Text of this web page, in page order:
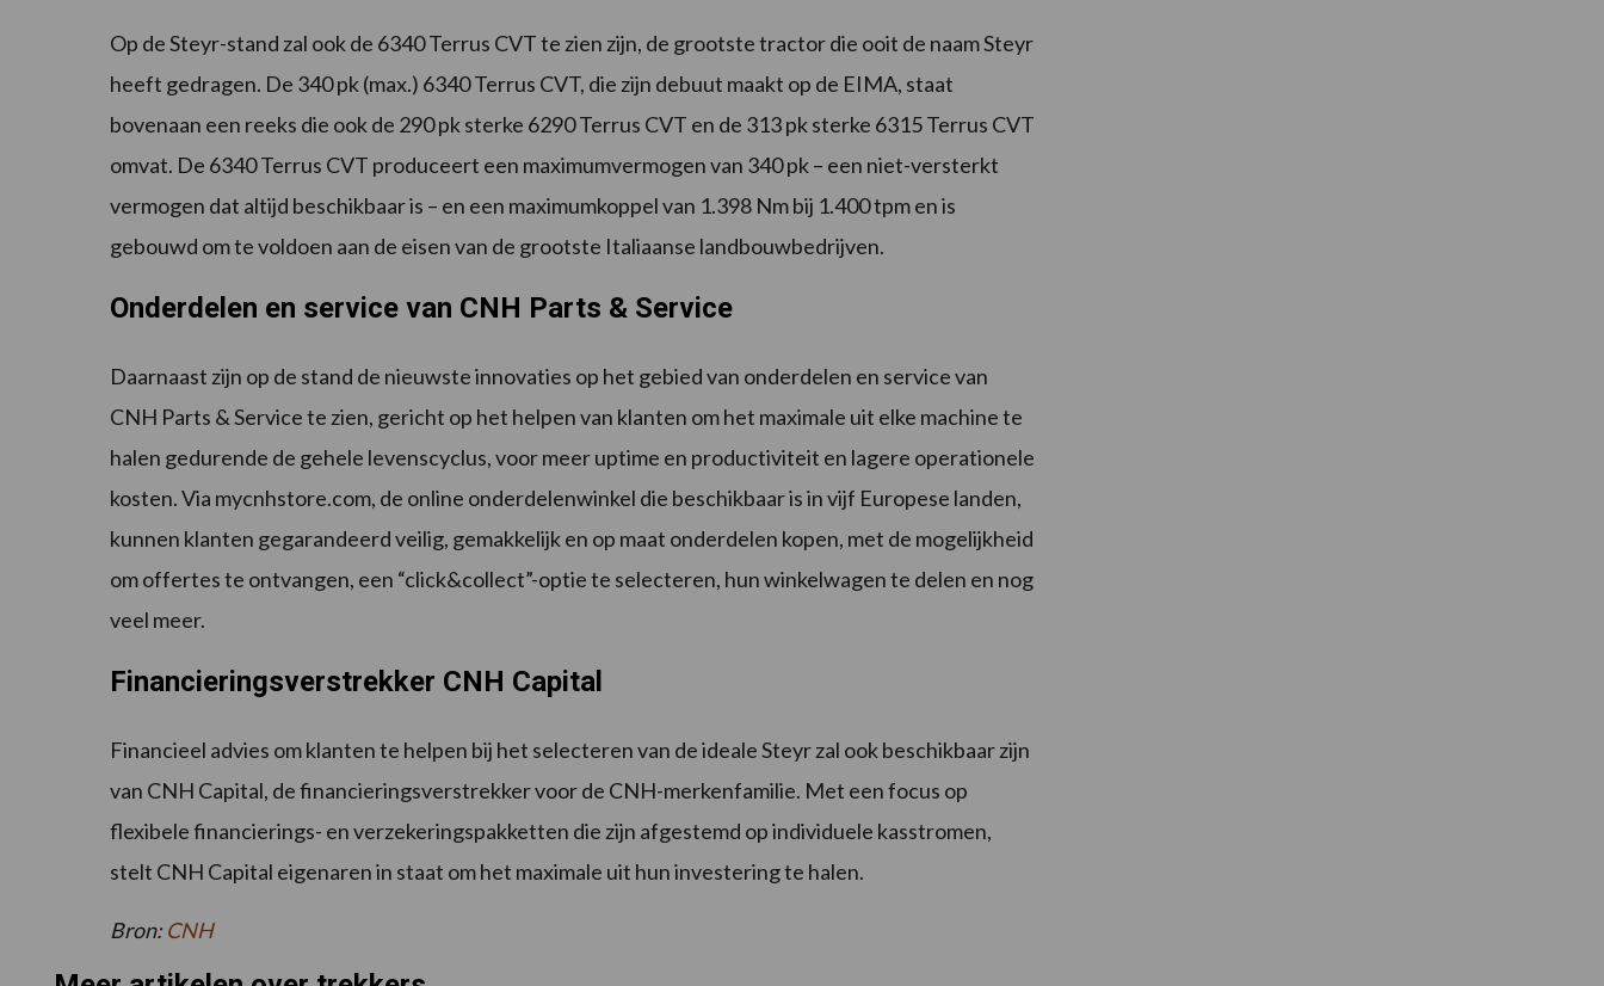
Op de Steyr-stand zal ook de 6340 Terrus CVT te zien zijn, de grootste tractor die ooit de naam Steyr
heeft gedragen. De 340 pk (max.) 6340 Terrus CVT, die zijn debuut maakt op de EIMA, staat
bovenaan een reeks die ook de 290 pk sterke 6290 Terrus CVT en de 313 pk sterke 6315 Terrus CVT
omvat. De 6340 Terrus CVT produceert een maximumvermogen van 340 pk – een niet-versterkt
vermogen dat altijd beschikbaar is – en een maximumkoppel van 1.398 Nm bij 1.400 tpm en is
gebouwd om te voldoen aan de eisen van de grootste Italiaanse landbouwbedrijven.
Onderdelen en service van CNH Parts & Service
Daarnaast zijn op de stand de nieuwste innovaties op het gebied van onderdelen en service van
CNH Parts & Service te zien, gericht op het helpen van klanten om het maximale uit elke machine te
halen gedurende de gehele levenscyclus, voor meer uptime en productiviteit en lagere operationele
kosten. Via mycnhstore.com, de online onderdelenwinkel die beschikbaar is in vijf Europese landen,
kunnen klanten gegarandeerd veilig, gemakkelijk en op maat onderdelen kopen, met de mogelijkheid
om offertes te ontvangen, een “click&collect”-optie te selecteren, hun winkelwagen te delen en nog
veel meer.
Financieringsverstrekker CNH Capital
Financieel advies om klanten te helpen bij het selecteren van de ideale Steyr zal ook beschikbaar zijn
van CNH Capital, de financieringsverstrekker voor de CNH-merkenfamilie. Met een focus op
flexibele financierings- en verzekeringspakketten die zijn afgestemd op individuele kasstromen,
stelt CNH Capital eigenaren in staat om het maximale uit hun investering te halen.
Bron:CNH